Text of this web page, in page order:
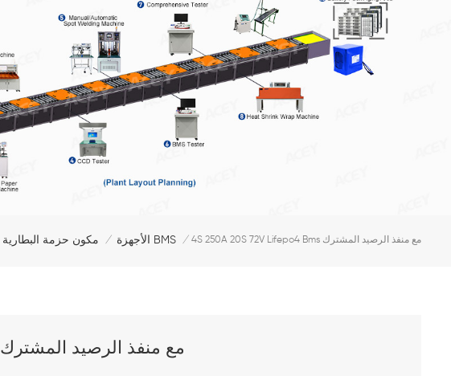
مكون حزمة البطارية / الأجهزة BMS / 4S 250A 20S 72V Lifepo4 Bms مع منفذ الرصيد المشترك
4S 250A 20S 72V Lifepo4 Bms مع منفذ الرصيد المشترك